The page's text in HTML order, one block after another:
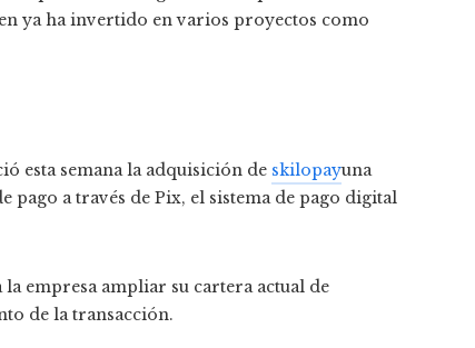
ya ha invertido en varios proyectos como
esta semana la adquisición de skilopayuna
pago a través de Pix, el sistema de pago digital
empresa ampliar su cartera actual de
de la transacción.